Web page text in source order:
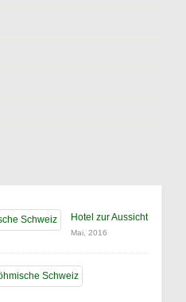
Hotel zur Aussicht
Mai, 2016